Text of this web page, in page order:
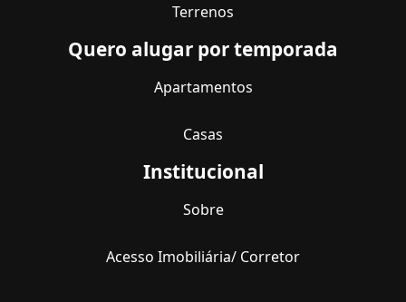
Terrenos
Quero alugar por temporada
Apartamentos
Casas
Institucional
Sobre
Acesso Imobiliária/ Corretor